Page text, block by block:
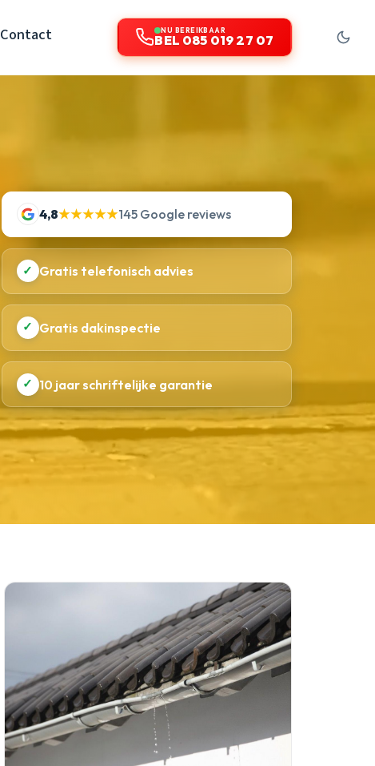
Contact NU BEREIKBAAR
BEL 085 019 27 07
4,8★★★★★145 Google reviews
✓ Gratis telefonisch advies
✓ Gratis dakinspectie
✓ 10 jaar schriftelijke garantie